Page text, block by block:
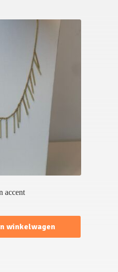
accent
winkelwagen